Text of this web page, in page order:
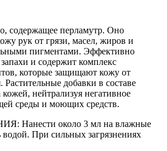
содержащее перламутр. Оно
рук от грязи, масел, жиров и
пигментами. Эффективно
и содержит комплекс
которые защищают кожу от
Растительные добавки в составе
нейтрализуя негативное
среды и моющих средств.
Нанести около 3 мл на влажные
водой. При сильных загрязнениях